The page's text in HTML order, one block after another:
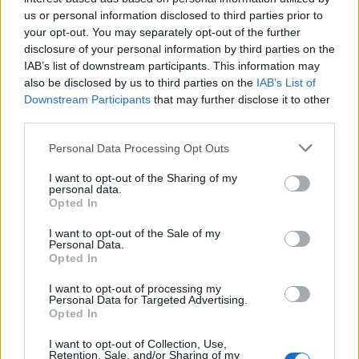
us or personal information disclosed to third parties prior to
your opt-out. You may separately opt-out of the further
disclosure of your personal information by third parties on the
IAB’s list of downstream participants. This information may
also be disclosed by us to third parties on the IAB’s List of
Downstream Participants that may further disclose it to other
Personal Data Processing Opt Outs
I want to opt-out of the Sharing of my
personal data.
Opted In
I want to opt-out of the Sale of my
Personal Data.
Opted In
I want to opt-out of processing my
Personal Data for Targeted Advertising.
Opted In
I want to opt-out of Collection, Use,
Retention, Sale, and/or Sharing of my
“A nuk po blen më
klikime”, Elijona Binakaj i
përgjigjet ndjekësit në
mënyrë ironike
Mateo poston foto,
komenti i Brikenës merr
gjithë vëmendjen
Fluks i lartë në Pediatrinë
e Vlorës, 70-80 vizita dhe
35 shtrime çdo ditë
tërheqjen e përkohshme
nga jeta publike: E